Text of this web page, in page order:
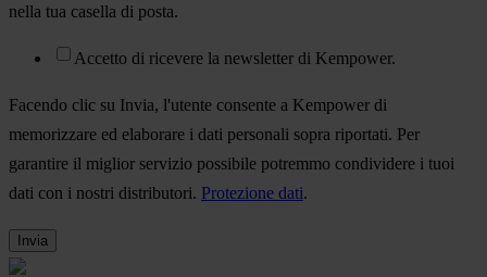
nella tua casella di posta.
Accetto di ricevere la newsletter di Kempower.
Facendo clic su Invia, l'utente consente a Kempower di
memorizzare ed elaborare i dati personali sopra riportati. Per
garantire il miglior servizio possibile potremmo condividere i tuoi
dati con i nostri distributori. Protezione dati.